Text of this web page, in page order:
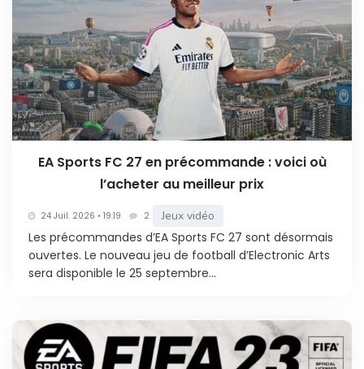
EA Sports FC 27 en précommande : voici où
l’acheter au meilleur prix
24 Juil. 2026 • 19:19 2 Jeux vidéo
Les précommandes d’EA Sports FC 27 sont désormais
ouvertes. Le nouveau jeu de football d’Electronic Arts
sera disponible le 25 septembre...